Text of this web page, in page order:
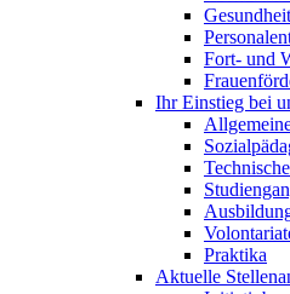
Gesundheit
Fort- und
Ihr Einstieg bei
Praktika
Aktuelle